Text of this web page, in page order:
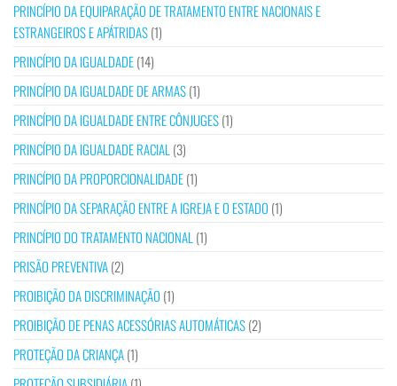
PRINCÍPIO DA EQUIPARAÇÃO DE TRATAMENTO ENTRE NACIONAIS E
ESTRANGEIROS E APÁTRIDAS(1)
PRINCÍPIO DA IGUALDADE(14)
PRINCÍPIO DA IGUALDADE DE ARMAS(1)
PRINCÍPIO DA IGUALDADE ENTRE CÔNJUGES(1)
PRINCÍPIO DA IGUALDADE RACIAL (3)
PRINCÍPIO DA PROPORCIONALIDADE(1)
PRINCÍPIO DA SEPARAÇÃO ENTRE A IGREJA E O ESTADO (1)
PRINCÍPIO DO TRATAMENTO NACIONAL (1)
PRISÃO PREVENTIVA(2)
PROIBIÇÃO DA DISCRIMINAÇÃO (1)
PROIBIÇÃO DE PENAS ACESSÓRIAS AUTOMÁTICAS(2)
PROTEÇÃO DA CRIANÇA(1)